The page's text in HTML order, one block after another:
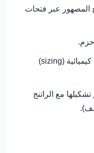
المصهور عبر فتحات
حزم.
معالجة سطح الألياف بمادة كيميائية (sizing)
مع الراتنج